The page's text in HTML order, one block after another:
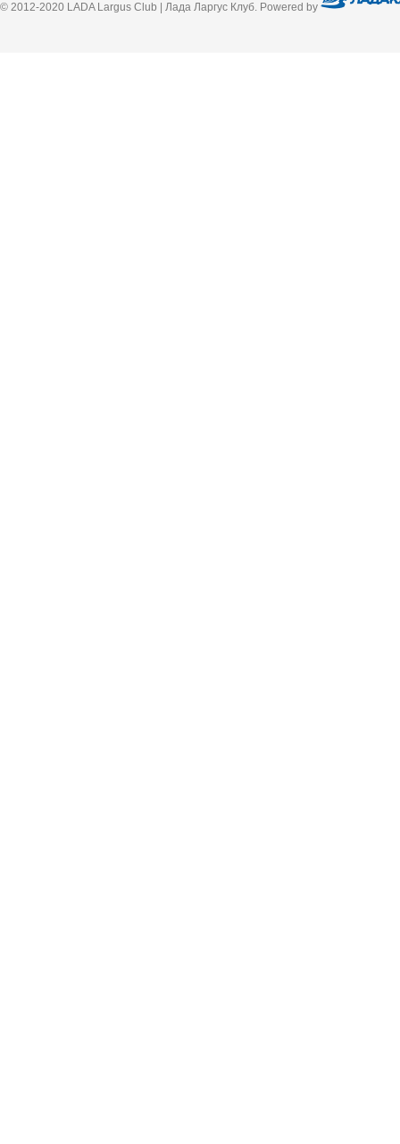
© 2012-2020 LADA Largus Club | Лада Ларгус Клуб. Powered by